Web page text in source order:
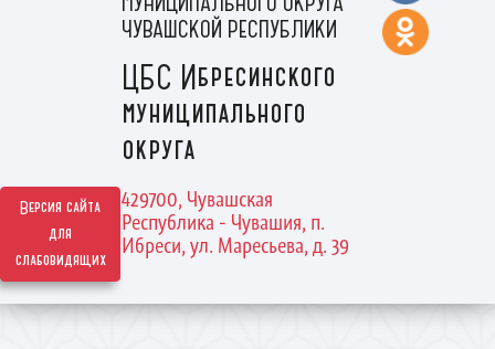
Версия сайта
для
слабовидящих
ЧУВАШСКОЙ РЕСПУБЛИКИ
ЦБС Ибресинского
муниципального
округа
429700, Чувашская
Республика - Чувашия, п.
Ибреси, ул. Маресьева, д. 39